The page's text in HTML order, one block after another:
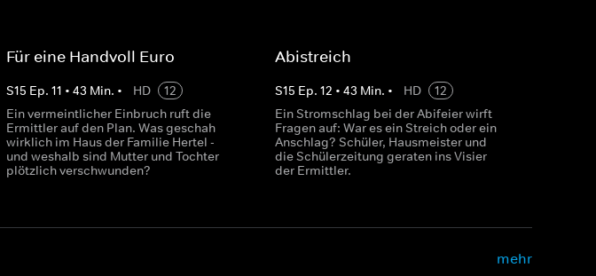
Für eine Handvoll Euro
S15 Ep. 11 • 43 Min. • HD
12
Ein vermeintlicher Einbruch ruft die
Ermittler auf den Plan. Was geschah
wirklich im Haus der Familie Hertel -
und weshalb sind Mutter und Tochter
plötzlich verschwunden?
Abistreich
S15 Ep. 12 • 43 Min. • HD
12
Ein Stromschlag bei der Abifeier wirft
Fragen auf: War es ein Streich oder ein
Anschlag? Schüler, Hausmeister und
die Schülerzeitung geraten ins Visier
der Ermittler.
mehr